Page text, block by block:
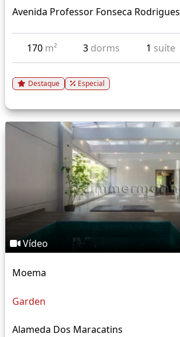
Avenida Professor Fonseca Rodrigues
170 m² 3 dorms 1 suíte
Destaque Especial
Vídeo
Moema
Garden
Alameda Dos Maracatins